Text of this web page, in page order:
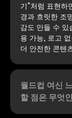
기”처럼 표현하
경과 흐릿한 조
감도 만들 수 있
용 가능, 로고
더 안전한 콘텐
월드컵 여신
할 점은 무엇